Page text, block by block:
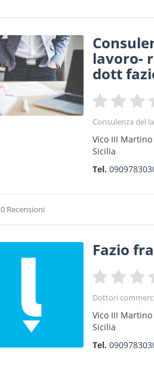
lavoro-
dott
Consulenza del
Vico III Martino
Sicilia
Tel.
0 Recensioni
Fazio
Dottori
Vico III Martino
Sicilia
Tel.